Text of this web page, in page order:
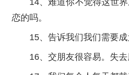
14、难道你不觉得这世
恋的吗。
15、告诉我们我们需要成
16、交朋友很容易。失去